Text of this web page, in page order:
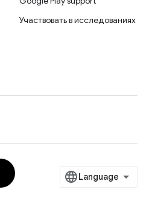
Участвовать в исследованиях